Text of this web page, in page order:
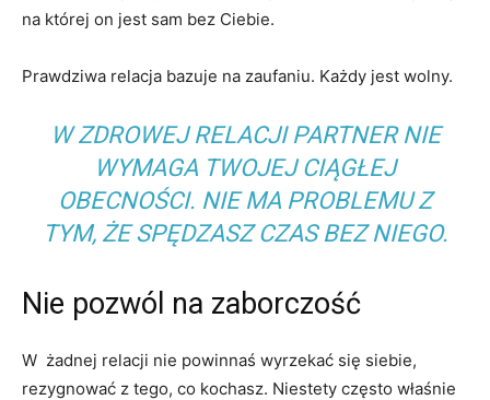
na której on jest sam bez Ciebie.
Prawdziwa relacja bazuje na zaufaniu. Każdy jest wolny.
W ZDROWEJ RELACJI PARTNER NIE
WYMAGA TWOJEJ CIĄGŁEJ
OBECNOŚCI. NIE MA PROBLEMU Z
TYM, ŻE SPĘDZASZ CZAS BEZ NIEGO.
Nie pozwól na zaborczość
W żadnej relacji nie powinnaś wyrzekać się siebie,
rezygnować z tego, co kochasz. Niestety często właśnie